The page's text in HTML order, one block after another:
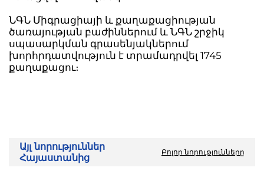
ՆԳՆ Միգրացիայի և քաղաքացիության
ծառայության բաժիններում և ՆԳՆ շրջիկ
սպասարկման գրասենյակներում
խորհրդատվություն է տրամադրվել 1745
քաղաքացու։
Այլ նորություններ
Հայաստանից
Բոլոր նորությունները